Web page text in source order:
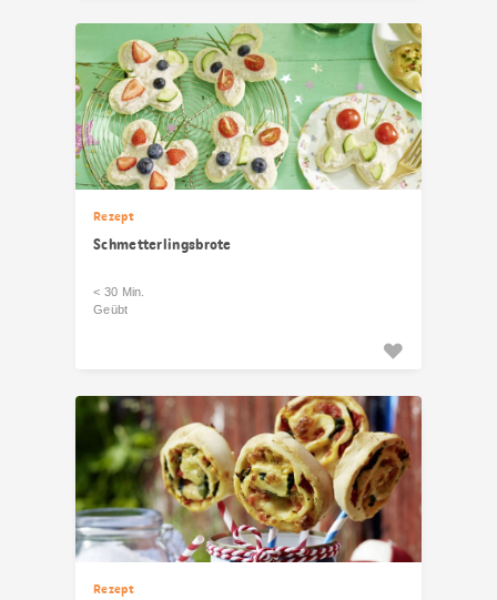
Rezept
Schmetterlingsbrote
< 30 Min.
Geübt
Rezept